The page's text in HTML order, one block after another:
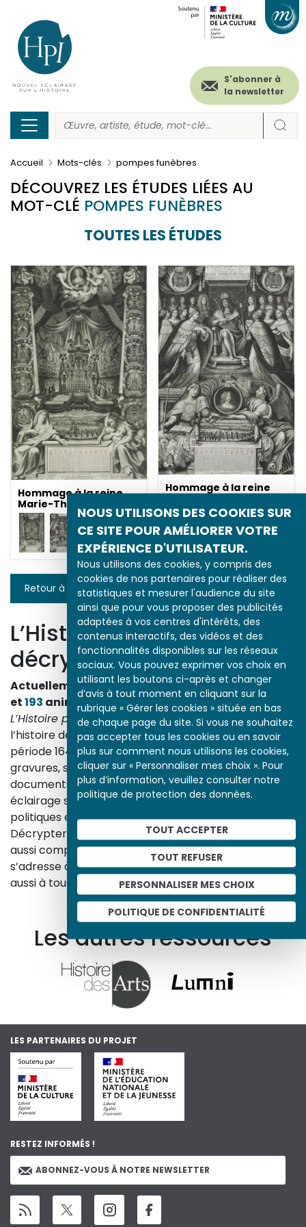
NOUS UTILISONS DES COOKIES SUR
CE SITE POUR AMÉLIORER VOTRE
EXPÉRIENCE D'UTILISATEUR.
Nous utilisons des cookies, y compris des
cookies de nos partenaires pour réaliser des
statistiques et mesurer l'audience du site
ainsi que pour vous proposer des publicités
adaptées à vos centres d'intérêts, des
contenus interactifs, des vidéos et des
fonctionnalités disponibles sur les réseaux
sociaux. Vous pouvez exprimer vos choix en
utilisant les boutons ci-après et changer
d’avis à tout moment en cliquant sur la
rubrique « Gérer les cookies » située en bas
de chaque page du site. Si vous ne souhaitez
pas accepter tous les cookies ou en savoir
plus sur comment nous utilisons les cookies,
cliquer sur « Personnaliser mes choix ». Pour
plus d’information, veuillez consulter notre
politique de protection des données.
TOUT ACCEPTER
TOUT REFUSER
PERSONNALISER MES CHOIX
POLITIQUE DE CONFIDENTIALITÉ
contenu
principal
Menu
secondaire
(header)
S'abonner à
la newsletter
Accueil Mots-clés pompes funèbres
DÉCOUVREZ LES ÉTUDES LIÉES AU
MOT-CLÉ POMPES FUNÈBRES
TOUTES LES ÉTUDES
Hommage à la reine
Marie-Thérèse
Hommage à la reine
Retour à la liste
L’Histoire par l’image
décrypte l’histoire
Actuellement en ligne3153œuvres, 1748études
et193 animations.
L’Histoire par l’imageexplore les événements de
l’histoire de France et les évolutions majeures de la
période 1643-1945. À travers des peintures, dessins,
gravures, sculptures, photographies, affiches,
documents d’archives, nos études proposent un
éclairage sur les réalités sociales, économiques,
politiques et culturelles d’une époque.
Décrypter les images et les événements d’hier, c’est
aussi comprendre ceux d’aujourd’hui. Un site qui
s’adresse à tous, famille, enseignants, élèves… mais
aussi à tous les curieux, amateurs d’art et d’histoire.
En savoir plus sur le projet
Les autres ressources
LES PARTENAIRES DU PROJET
RESTEZ INFORMÉS !
ABONNEZ-VOUS À NOTRE NEWSLETTER